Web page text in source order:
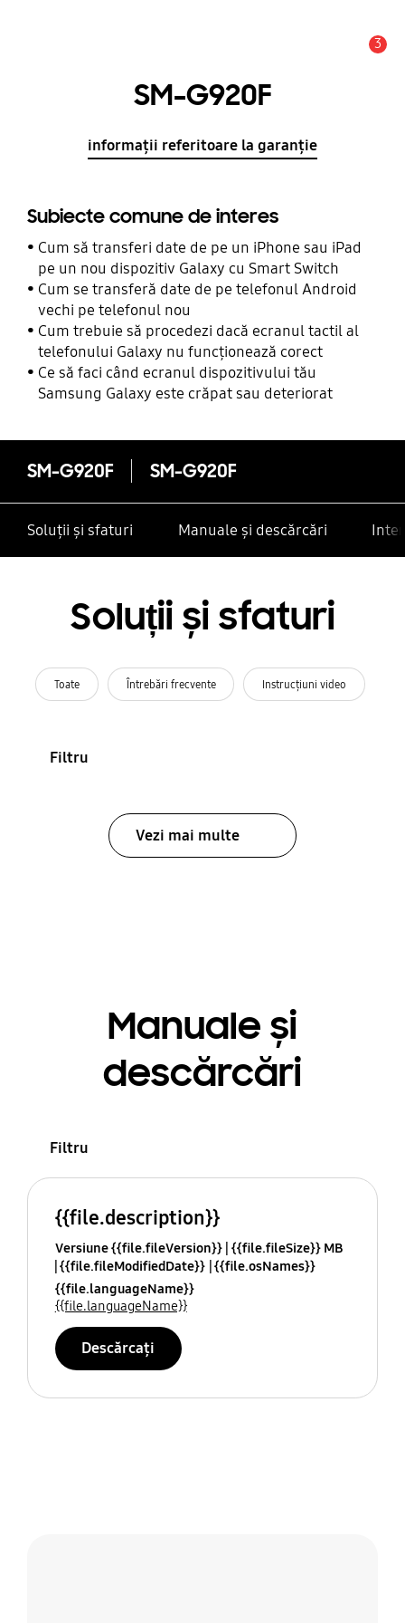
3
SM-G920F
informații referitoare la garanție
Subiecte comune de interes
Cum să transferi date de pe un iPhone sau iPad
pe un nou dispozitiv Galaxy cu Smart Switch
Cum se transferă date de pe telefonul Android
vechi pe telefonul nou
Cum trebuie să procedezi dacă ecranul tactil al
telefonului Galaxy nu funcționează corect
Ce să faci când ecranul dispozitivului tău
Samsung Galaxy este crăpat sau deteriorat
SM-G920F SM-G920F
Soluții și sfaturi Manuale și descărcări
Soluții și sfaturi
Toate Întrebări frecvente Instrucţiuni video
Filtru
Vezi mai multe
Manuale și
descărcări
Filtru
{{file.description}}
Versiune {{file.fileVersion}} {{file.fileSize}} MB
{{file.fileModifiedDate}} {{file.osNames}}
{{file.languageName}}
{{file.languageName}}
Descărcați